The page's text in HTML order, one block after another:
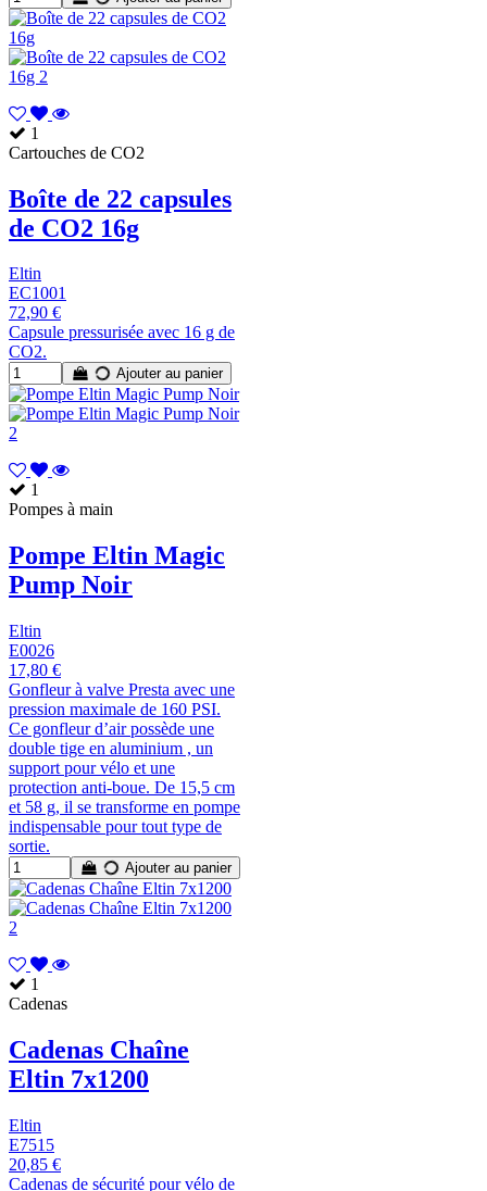
1
Cartouches de CO2
Boîte de 22 capsules
de CO2 16g
Eltin
EC1001
72,90 €
Capsule pressurisée avec 16 g de
CO2.
Ajouter au panier
1
Pompes à main
Pompe Eltin Magic
Pump Noir
Eltin
E0026
17,80 €
Gonfleur à valve Presta avec une
pression maximale de 160 PSI.
Ce gonfleur d’air possède une
double tige en aluminium , un
support pour vélo et une
protection anti-boue. De 15,5 cm
et 58 g, il se transforme en pompe
indispensable pour tout type de
sortie.
Ajouter au panier
1
Cadenas
Cadenas Chaîne
Eltin 7x1200
Eltin
E7515
20,85 €
Cadenas de sécurité pour vélo de